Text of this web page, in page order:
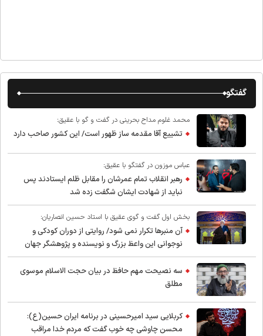
گفتگو
محمد غلوم مداح بحرینی در گفت و گو با عقیق:
تشییع آقا مقدمه ساز ظهور است/ این کشور صاحب دارد
عباس موزون در گفتگو با عقیق:
رهبر انقلاب تمام عمرشان را مقابل ظلم ایستادند پس
نباید از شهادت ایشان شگفت زده شد
بخش اول گفت و گوی عقیق با استاد حسین انصاریان:
آن منبرها تکرار نمی شود/ روایتی از دوران کودکی و
نوجوانی این واعظ بزرگ و نویسنده و پژوهشگر جهان
اسلام
سه نصیحت مهم حافظ در بیان حجت الاسلام موسوی
مطلق
کربلایی سید امیر‌حسینی در برنامه ایران حسین(ع):
محسن چاوشی چه خوب گفت که مردم خدا مراقب